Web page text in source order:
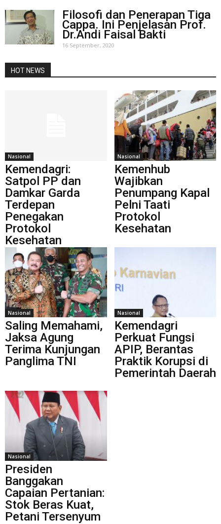
Filosofi dan Penerapan Tiga
Cappa. Ini Penjelasan Prof.
Dr.Andi Faisal Bakti
16 September, 2020
HOT NEWS
Nasional
Kemendagri:
Satpol PP dan
Damkar Garda
Terdepan
Penegakan
Protokol
Kesehatan
Nasional
Kemenhub
Wajibkan
Penumpang Kapal
Pelni Taati
Protokol
Kesehatan
Nasional
Saling Memahami,
Jaksa Agung
Terima Kunjungan
Panglima TNI
Nasional
Kemendagri
Perkuat Fungsi
APIP, Berantas
Praktik Korupsi di
Pemerintah Daerah
Nasional
Presiden
Banggakan
Capaian Pertanian:
Stok Beras Kuat,
Petani Tersenyum